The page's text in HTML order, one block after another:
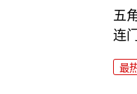
五
连
最